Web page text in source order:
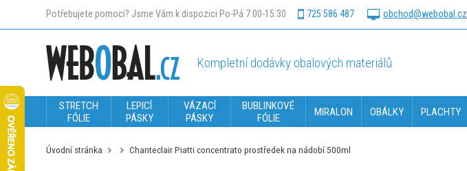
Potřebujete pomoci? Jsme Vám k dispozici Po-Pá 7:00-15:30 725 586 487 obchod@webobal.cz
Kompletní dodávky obalových materiálů
STRETCH
FÓLIE
LEPICÍ
PÁSKY
VÁZACÍ
PÁSKY
BUBLINKOVÉ
FÓLIE
MIRALON OBÁLKY PLACHTY
Úvodní stránka Chanteclair Piatti concentrato prostředek na nádobí 500ml